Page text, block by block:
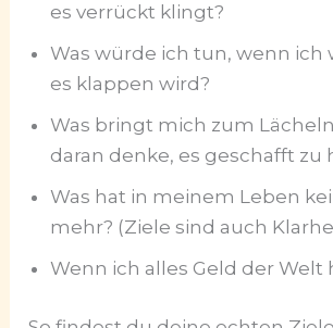
es verrückt klingt?
Was würde ich tun, wenn ich
es klappen wird?
Was bringt mich zum
daran denke, es geschafft zu
Was hat in meinem Leben
mehr? (Ziele sind auch
Wenn ich alles Geld der Welt